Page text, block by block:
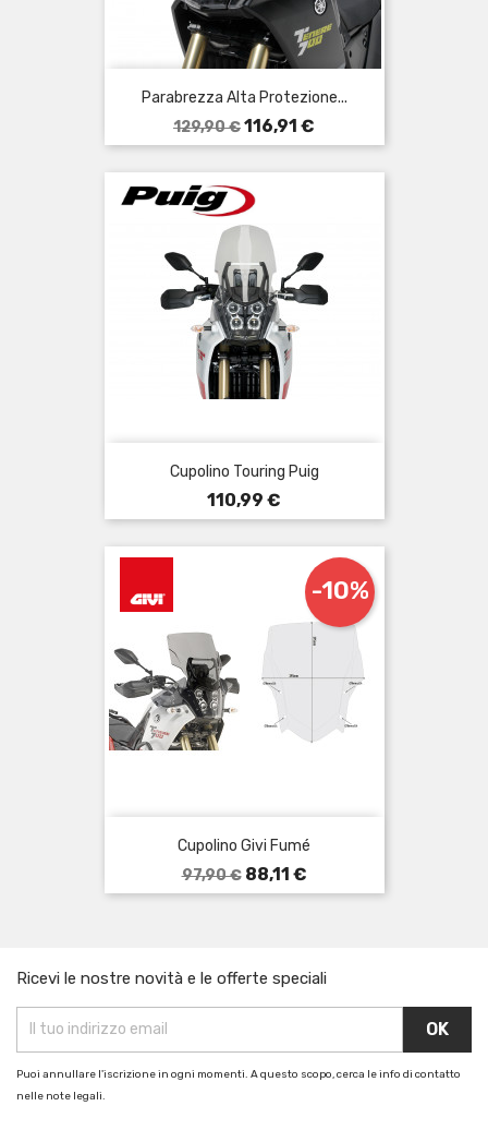
Parabrezza Alta Protezione...
Prezzo
base
129,90 €Prezzo
116,91 €
Cupolino Touring Puig
Prezzo
110,99 €
Cupolino Givi Fumé
Prezzo
base
97,90 €
-10%
Prezzo
88,11 €
Ricevi le nostre novità e le offerte speciali
Puoi annullare l'iscrizione in ogni momenti. A questo scopo, cerca le info di contatto
nelle note legali.